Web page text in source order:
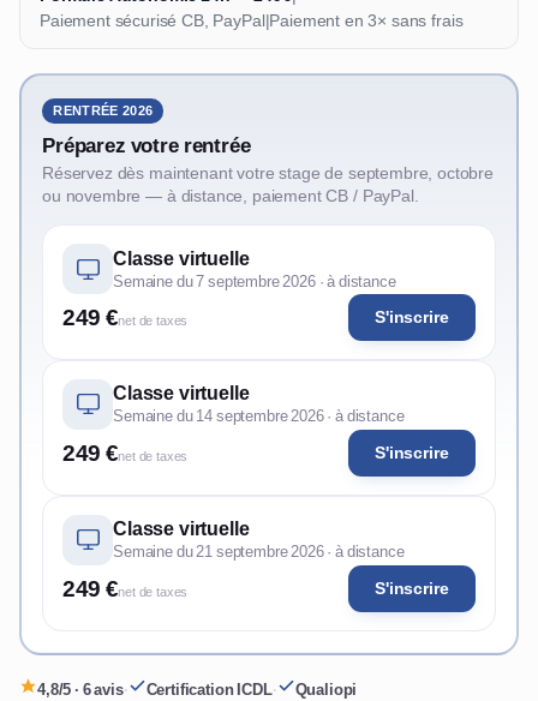
Paiement sécurisé CB, PayPal|Paiement en 3× sans frais
RENTRÉE 2026
Préparez votre rentrée
Réservez dès maintenant votre stage de septembre, octobre
ou novembre — à distance, paiement CB / PayPal.
Classe virtuelle
Semaine du 7 septembre 2026 · à distance
249 €net de taxes S'inscrire
Classe virtuelle
Semaine du 14 septembre 2026 · à distance
249 €net de taxes S'inscrire
Classe virtuelle
Semaine du 21 septembre 2026 · à distance
249 €net de taxes S'inscrire
4,8/5 · 6 avis· Certification ICDL· Qualiopi